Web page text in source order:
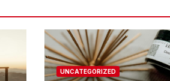
UNCATEGORIZED